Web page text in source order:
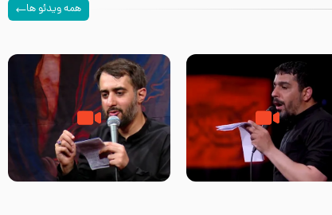
همه ویدئو ها
تک ، عبّاس، صاحب دل‌هاست –
حاج حنیف طاهری – عزاداری شب
من غلام نوکراتم من عاشق
کربلاتم – شور زمینه – شب هفتم